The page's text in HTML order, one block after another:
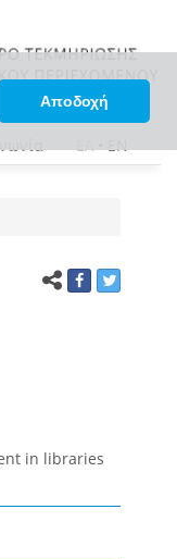
Αποδοχή
ΕΛ•EN
in libraries